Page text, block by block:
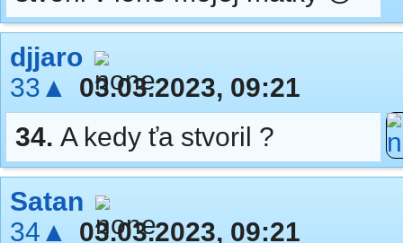
djjaro
33▲
03.03.2023, 09:21
34. A kedy ťa stvoril ?
Satan
34▲
03.03.2023, 09:21